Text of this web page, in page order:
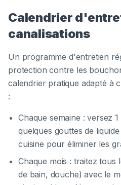
Calendrier
canalisations
Un programme d'entretien
protection contre les
calendrier pratique adapté à
:
Chaque semaine : versez
quelques gouttes de
cuisine pour éliminer les
Chaque mois : traitez tous
de bain, douche) avec le